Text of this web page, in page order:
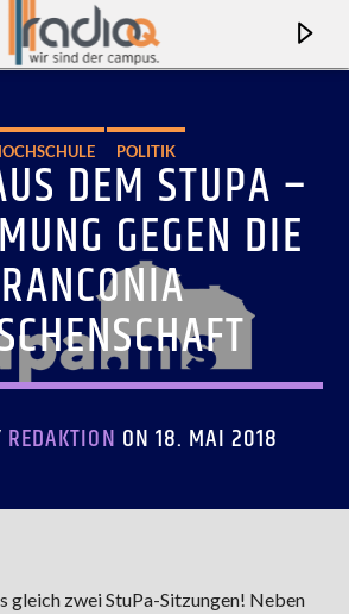
POLITIK
DEM STUPA –
GEGEN DIE
REDAKTION ON 18. MAI 2018
gleich zwei StuPa-Sitzungen! Neben